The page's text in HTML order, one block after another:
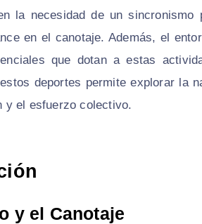
la necesidad de un
en el canotaje. Además, el
que dotan a estas
deportes permite explorar la
y el esfuerzo colectivo.
y el Canotaje